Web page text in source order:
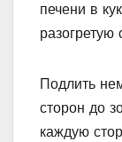
печени в
разогретую
Подлить
сторон до
каждую